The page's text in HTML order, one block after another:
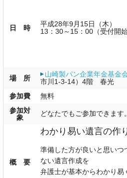
日 時
平成28年9月15日（木）
13：30～15：00（受付開
場 所 山崎製パン企業年金基金
市川1-3-14）4階 春光
参加費
無料
参加対
象
どなたでもご参加できます。
概 要
わかり易い遺言の作
準備した方が良いと思いつ
ない遺言作成を
弁護士が基本からわかり易